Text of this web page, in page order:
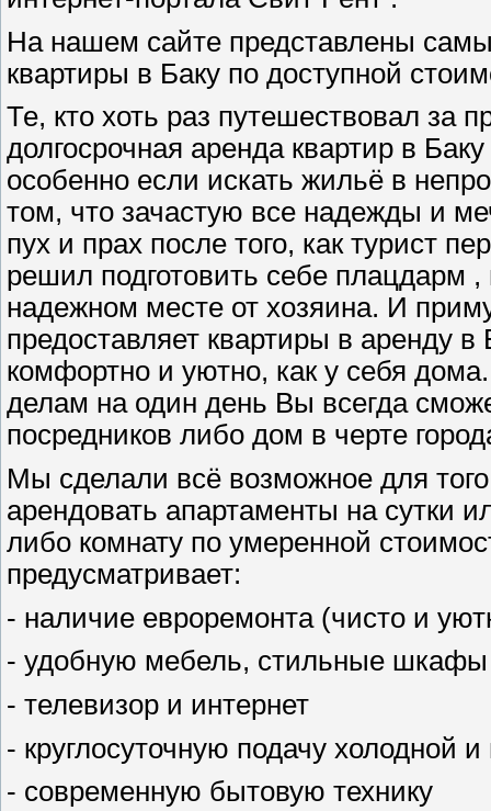
На нашем сайте представлены
квартиры в Баку по доступной
Те, кто хоть раз путешествовал за
долгосрочная аренда квартир в
особенно если искать жильё в
том, что зачастую все надежды и
пух и прах после того, как турист
решил подготовить себе плацдарм
надежном месте от хозяина. И
предоставляет квартиры в аренду
комфортно и уютно, как у себя
делам на один день Вы всегда
посредников либо дом в черте
Мы сделали всё возможное для
арендовать апартаменты на сутки
либо комнату по умеренной
предусматривает:
- наличие евроремонта (чисто и
- удобную мебель, стильные шкафы
- телевизор и интернет
- круглосуточную подачу холодной
- современную бытовую технику